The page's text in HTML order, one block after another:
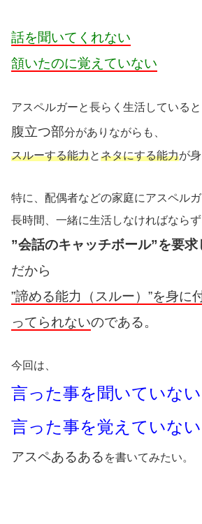
話を聞いてくれない
頷いたのに覚えていない
アスペルガーと長らく生活していると
腹立つ部分がありながらも、
スルーする能力とネタにする能力が
特に、配偶者などの家庭にアスペル
長時間、一緒に生活しなければならず
”会話のキャッチボール”を要求
だから
”諦める能力（スルー）”を身に
ってられないのである。
今回は、
言った事を聞いていない
言った事を覚えていない
アスペあるある を書いてみたい。